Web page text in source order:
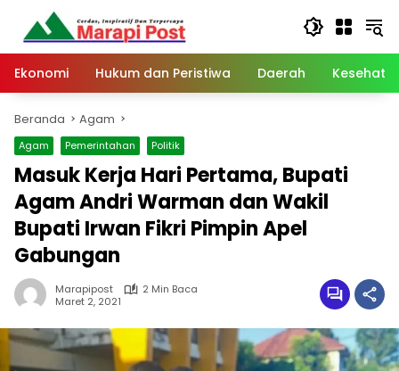
Langsung
konten
Ekonomi
Hukum dan Peristiwa Daerah
Beranda Agam
Agam Pemerintahan Politik
Masuk Kerja Hari Pertama, Bupati
Agam Andri Warman dan Wakil
Bupati Irwan Fikri Pimpin Apel
Gabungan
Marapipost
2 Min Baca
Maret 2, 2021